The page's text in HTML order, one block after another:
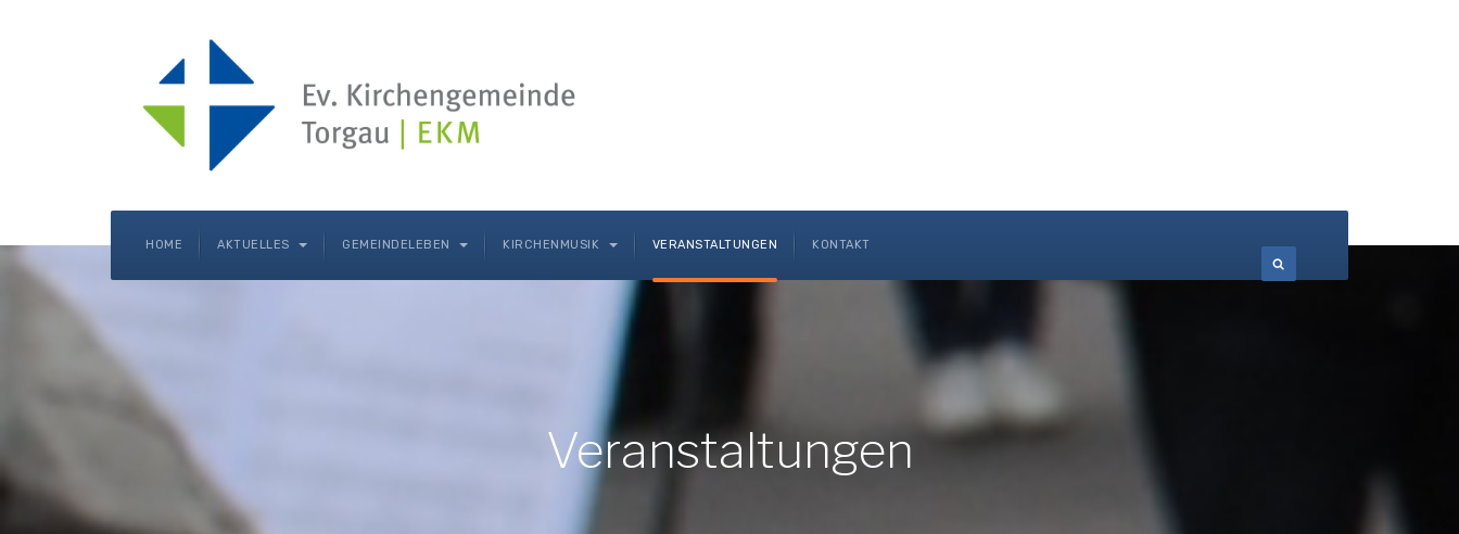
HOME AKTUELLES GEMEINDELEBEN KIRCHENMUSIK VERANSTALTUNGEN KONTAKT
Veranstaltungen